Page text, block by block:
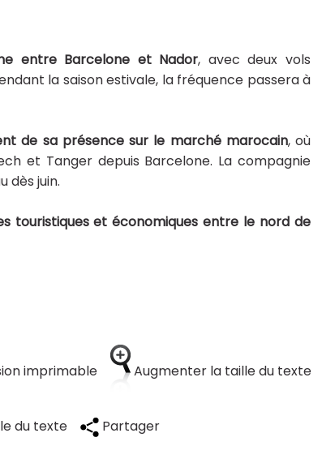
entre Barcelone et Nador, avec deux vols
la saison estivale, la fréquence passera à
de sa présence sur le marché marocain, où
et Tanger depuis Barcelone. La compagnie
dès juin.
touristiques et économiques entre le nord de
imprimable Augmenter la taille du texte
du texte Partager